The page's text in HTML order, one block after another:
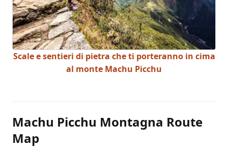
Scale e sentieri di pietra che ti porteranno in cima
al monte Machu Picchu
Machu Picchu Montagna Route
Map